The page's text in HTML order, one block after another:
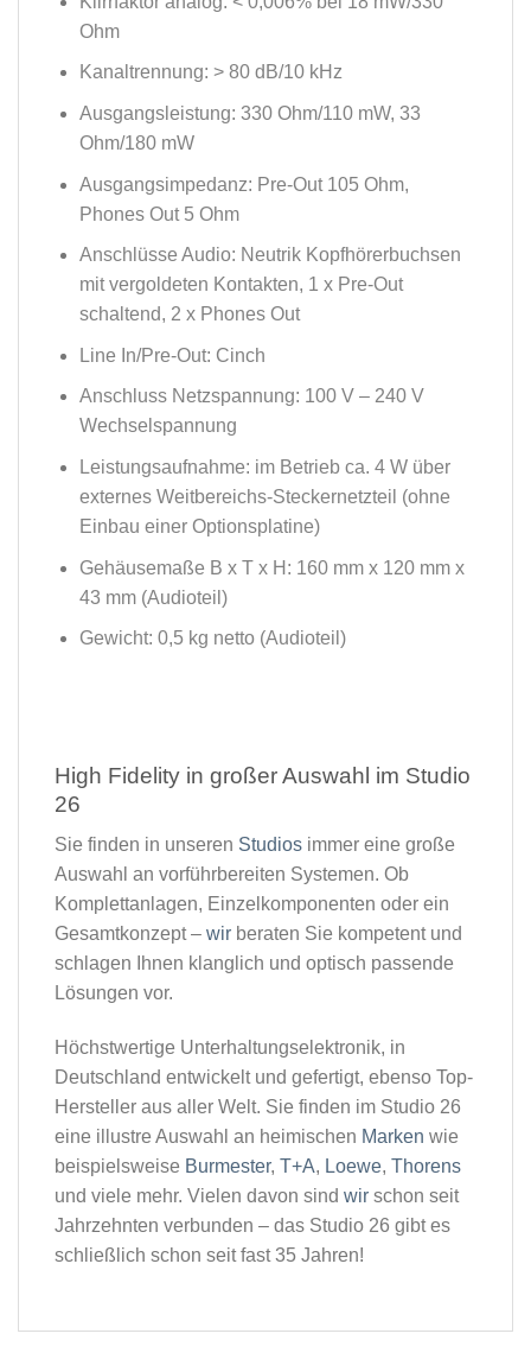
Ohm
Kanaltrennung: > 80 dB/10 kHz
Ausgangsleistung: 330 Ohm/110 mW, 33
Ohm/180 mW
Ausgangsimpedanz: Pre-Out 105 Ohm,
Phones Out 5 Ohm
Anschlüsse Audio: Neutrik Kopfhörerbuchsen
mit vergoldeten Kontakten, 1 x Pre-Out
schaltend, 2 x Phones Out
Line In/Pre-Out: Cinch
Anschluss Netzspannung: 100 V – 240 V
Wechselspannung
Leistungsaufnahme: im Betrieb ca. 4 W über
externes Weitbereichs-Steckernetzteil (ohne
Einbau einer Optionsplatine)
Gehäusemaße B x T x H: 160 mm x 120 mm x
43 mm (Audioteil)
Gewicht: 0,5 kg netto (Audioteil)
High Fidelity in großer Auswahl im Studio
26​
Sie finden in unseren Studios immer eine große
Auswahl an vorführbereiten Systemen. Ob
Komplettanlagen, Einzelkomponenten oder ein
Gesamtkonzept – wir beraten Sie kompetent und
schlagen Ihnen klanglich und optisch passende
Lösungen vor.
Höchstwertige Unterhaltungselektronik, in
Deutschland entwickelt und gefertigt, ebenso Top-
Hersteller aus aller Welt. Sie finden im Studio 26
eine illustre Auswahl an heimischen Marken wie
beispielsweise Burmester, T+A, Loewe, Thorens
und viele mehr. Vielen davon sind wir schon seit
Jahrzehnten verbunden – das Studio 26 gibt es
schließlich schon seit fast 35 Jahren!